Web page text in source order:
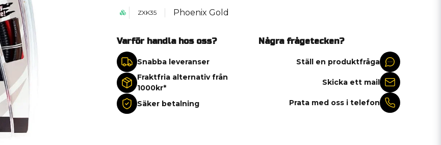
ZXK35 Phoenix Gold
Varför handla hos oss?
Snabba leveranser
Fraktfria alternativ från
1000kr*
Säker betalning
Några frågetecken?
Ställ en produktfråga
Skicka ett mail
Prata med oss i telefon